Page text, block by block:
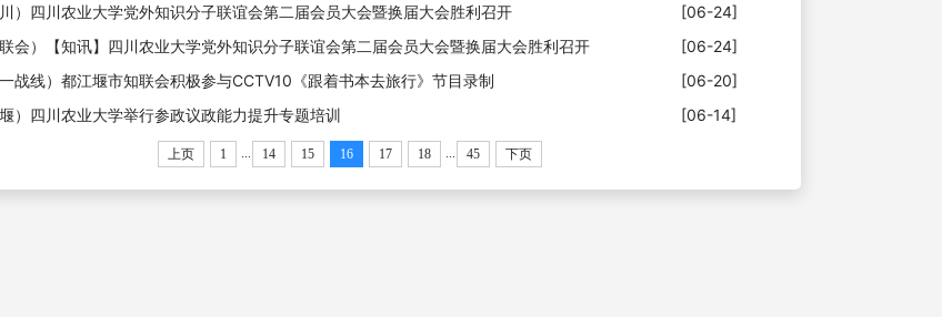
川）​四川农业大学党外知识分子联谊会第二届会员大会暨换届大会胜利召开
[06-24]
联会）【知讯】四川农业大学党外知识分子联谊会第二届会员大会暨换届大会胜利召开
[06-24]
一战线）都江堰市知联会积极参与CCTV10《跟着书本去旅行》节目录制
[06-20]
堰）四川农业大学举行参政议政能力提升专题培训
[06-14]
上页 1 14 15 16 17 18 45 下页